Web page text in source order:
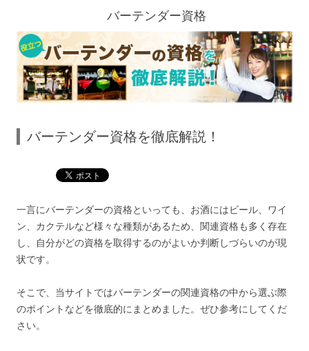
バーテンダー資格
バーテンダー資格を徹底解説！
一言にバーテンダーの資格といっても、お酒にはビール、ワイ
ン、カクテルなど様々な種類があるため、関連資格も多く存在
し、自分がどの資格を取得するのがよいか判断しづらいのが現
状です。
そこで、当サイトではバーテンダーの関連資格の中から選ぶ際
のポイントなどを徹底的にまとめました。ぜひ参考にしてくだ
さい。